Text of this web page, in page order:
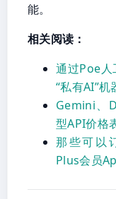
能。
相关阅读：
通过Poe人
“私有AI”
Gemini、
型API价格
那些可以
Plus会员